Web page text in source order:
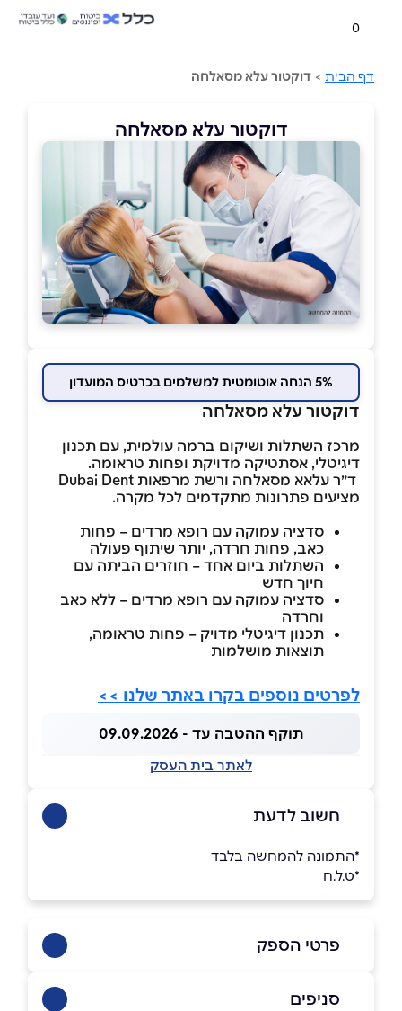
0
דף הבית > דוקטור עלא מסאלחה
דוקטור עלא מסאלחה
5% הנחה אוטומטית למשלמים בכרטיס המועדון
דוקטור עלא מסאלחה
מרכז השתלות ושיקום ברמה עולמית, עם תכנון
דיגיטלי, אסתטיקה מדויקת ופחות טראומה.
ד״ר עלאא מסאלחה ורשת מרפאות Dubai Dent
מציעים פתרונות מתקדמים לכל מקרה.
סדציה עמוקה עם רופא מרדים – פחות
כאב, פחות חרדה, יותר שיתוף פעולה
השתלות ביום אחד – חוזרים הביתה עם
חיוך חדש
סדציה עמוקה עם רופא מרדים – ללא כאב
וחרדה
תכנון דיגיטלי מדויק – פחות טראומה,
תוצאות מושלמות
לפרטים נוספים בקרו באתר שלנו >>
תוקף ההטבה עד - 09.09.2026
לאתר בית העסק
חשוב לדעת
*התמונה להמחשה בלבד
*ט.ל.ח
פרטי הספק
סניפים